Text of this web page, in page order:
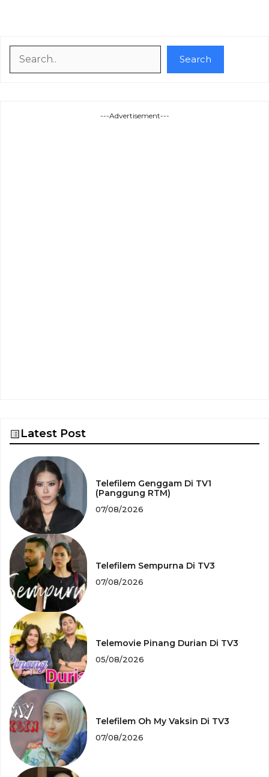
Search
---Advertisement---
Latest Post
Telefilem Genggam Di TV1
(Panggung RTM)
07/08/2026
Telefilem Sempurna Di TV3
07/08/2026
Telemovie Pinang Durian Di TV3
05/08/2026
Telefilem Oh My Vaksin Di TV3
07/08/2026